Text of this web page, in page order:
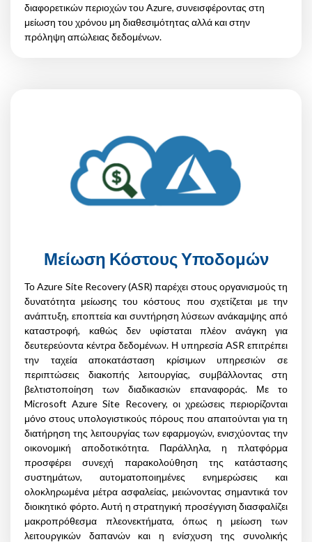
διαφορετικών περιοχών του Azure, συνεισφέροντας στη
μείωση του χρόνου μη διαθεσιμότητας αλλά και στην
πρόληψη απώλειας δεδομένων.
Μείωση Κόστους Υποδομών
Το Azure Site Recovery (ASR) παρέχει στους οργανισμούς τη
δυνατότητα μείωσης του κόστους που σχετίζεται με την
ανάπτυξη, εποπτεία και συντήρηση λύσεων ανάκαμψης από
καταστροφή, καθώς δεν υφίσταται πλέον ανάγκη για
δευτερεύοντα κέντρα δεδομένων. Η υπηρεσία ASR επιτρέπει
την ταχεία αποκατάσταση κρίσιμων υπηρεσιών σε
περιπτώσεις διακοπής λειτουργίας, συμβάλλοντας στη
βελτιστοποίηση των διαδικασιών επαναφοράς. Με το
Microsoft Azure Site Recovery, οι χρεώσεις περιορίζονται
μόνο στους υπολογιστικούς πόρους που απαιτούνται για τη
διατήρηση της λειτουργίας των εφαρμογών, ενισχύοντας την
οικονομική αποδοτικότητα. Παράλληλα, η πλατφόρμα
προσφέρει συνεχή παρακολούθηση της κατάστασης
συστημάτων, αυτοματοποιημένες ενημερώσεις και
ολοκληρωμένα μέτρα ασφαλείας, μειώνοντας σημαντικά τον
διοικητικό φόρτο. Αυτή η στρατηγική προσέγγιση διασφαλίζει
μακροπρόθεσμα πλεονεκτήματα, όπως η μείωση των
λειτουργικών δαπανών και η ενίσχυση της συνολικής